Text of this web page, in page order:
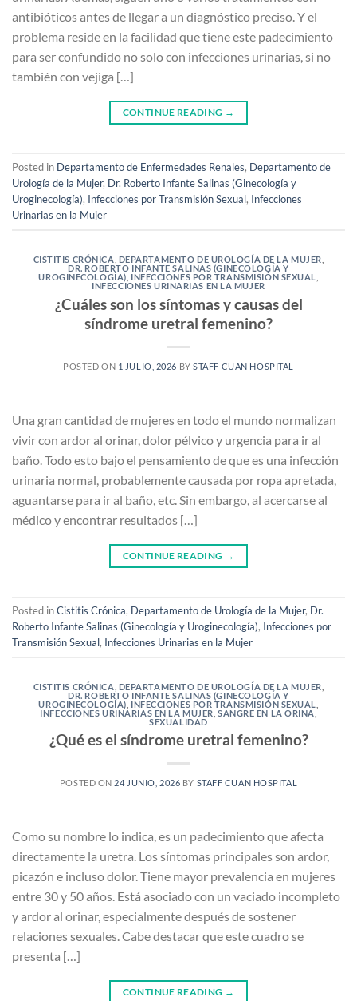
antibióticos antes de llegar a un diagnóstico preciso. Y el
problema reside en la facilidad que tiene este padecimiento
para ser confundido no solo con infecciones urinarias, si no
también con vejiga […]
CONTINUE READING →
Posted in Departamento de Enfermedades Renales, Departamento de
Urología de la Mujer, Dr. Roberto Infante Salinas (Ginecología y
Uroginecología), Infecciones por Transmisión Sexual, Infecciones
Urinarias en la Mujer
CISTITIS CRÓNICA DEPARTAMENTO DE UROLOGÍA DE LA MUJER
DR. ROBERTO INFANTE SALINAS (GINECOLOGÍA Y
UROGINECOLOGÍA) INFECCIONES POR TRANSMISIÓN SEXUAL
INFECCIONES URINARIAS EN LA MUJER
¿Cuáles son los síntomas y causas del
síndrome uretral femenino?
POSTED ON 1 JULIO, 2026 BYSTAFF CUAN HOSPITAL
Una gran cantidad de mujeres en todo el mundo normalizan
vivir con ardor al orinar, dolor pélvico y urgencia para ir al
baño. Todo esto bajo el pensamiento de que es una infección
urinaria normal, probablemente causada por ropa apretada,
aguantarse para ir al baño, etc. Sin embargo, al acercarse al
médico y encontrar resultados […]
CONTINUE READING →
Posted inCistitis Crónica, Departamento de Urología de la Mujer, Dr.
Roberto Infante Salinas (Ginecología y Uroginecología), Infecciones por
Transmisión Sexual, Infecciones Urinarias en la Mujer
CISTITIS CRÓNICA DEPARTAMENTO DE UROLOGÍA DE LA MUJER
DR. ROBERTO INFANTE SALINAS (GINECOLOGÍA Y
UROGINECOLOGÍA) INFECCIONES POR TRANSMISIÓN SEXUAL
INFECCIONES URINARIAS EN LA MUJER SANGRE EN LA ORINA ,
SEXUALIDAD
¿Qué es el síndrome uretral femenino?
POSTED ON 24 JUNIO, 2026 BY STAFF CUAN HOSPITAL
Como su nombre lo indica, es un padecimiento que afecta
directamente la uretra. Los síntomas principales son ardor,
picazón e incluso dolor. Tiene mayor prevalencia en mujeres
entre 30 y 50 años. Está asociado con un vaciado incompleto
y ardor al orinar, especialmente después de sostener
relaciones sexuales. Cabe destacar que este cuadro se
presenta […]
CONTINUE READING →